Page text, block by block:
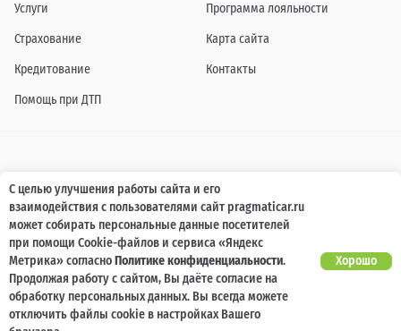
Услуги
Страхование
Кредитование
Помощь при ДТП
Программа лояльности
Карта сайта
Контакты
Информация о технических характеристиках, составе комплектаций, цветовой
гамме и стоимости автомобилей, а также действующих акциях, сроках и условиях
их проведения, указанных на сайте www.pragmaticar.ru, носит информационный
характер и ни при каких условиях не является публичной офертой,
определяемой положениями пунктом 2 статьи 437 Гражданского кодекса
Российской Федерации. Для получения подробной информации обращайтесь к
специалистам нашей компании.
© ПРАГМАТИКА, 2026
С целью улучшения работы сайта и его
взаимодействия с пользователями сайт pragmaticar.ru
может собирать персональные данные посетителей
при помощи Cookie-файлов и сервиса «Яндекс
Метрика» согласноПолитике конфиденциальности.
Продолжая работу с сайтом, Вы даёте согласие на
обработку персональных данных. Вы всегда можете
отключить файлы cookie в настройках Вашего
Хорошо